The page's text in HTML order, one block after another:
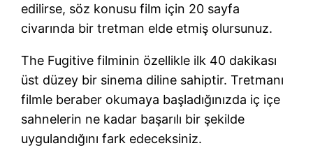
edilirse, söz konusu film için 20 sayfa
civarında bir tretman elde etmiş olursunuz.
The Fugitive filminin özellikle ilk 40 dakikası
üst düzey bir sinema diline sahiptir. Tretmanı
filmle beraber okumaya başladığınızda iç içe
sahnelerin ne kadar başarılı bir şekilde
uygulandığını fark edeceksiniz.